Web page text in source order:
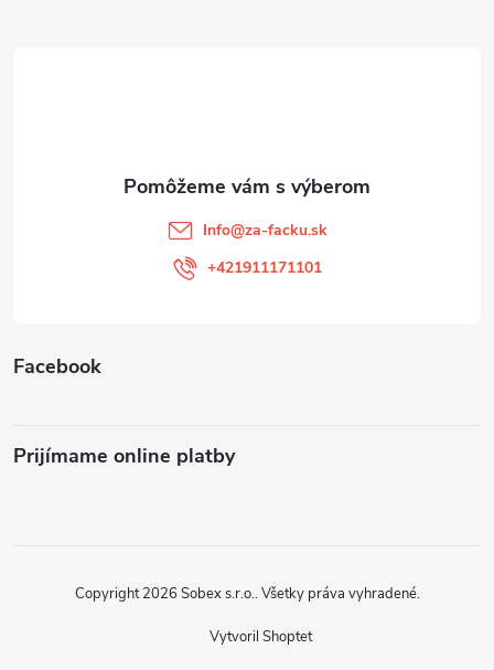
Facebook
Prijímame online platby
Info@za-facku.sk
+421911171101
Vytvoril Shoptet
Copyright 2026 Sobex s.r.o.. Všetky práva vyhradené.